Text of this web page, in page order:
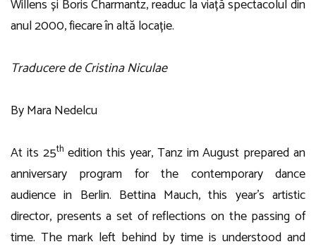
Willens și Boris Charmantz, readuc la viață spectacolul din
anul 2000, fiecare în altă locație.
Traducere de Cristina Niculae
By Mara Nedelcu
At its 25th edition this year, Tanz im August prepared an
anniversary program for the contemporary dance
audience in Berlin. Bettina Mauch, this year’s artistic
director, presents a set of reflections on the passing of
time. The mark left behind by time is understood and